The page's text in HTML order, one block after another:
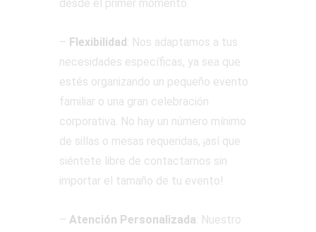
desde el primer momento.
– Flexibilidad: Nos adaptamos a tus
necesidades específicas, ya sea que
estés organizando un pequeño evento
familiar o una gran celebración
corporativa. No hay un número mínimo
de sillas o mesas requeridas, ¡así que
siéntete libre de contactarnos sin
importar el tamaño de tu evento!
– Atención Personalizada: Nuestro